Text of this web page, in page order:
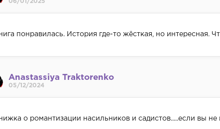
понравилась. История где-то жёсткая, но интересная.
Anastassiya Traktorenko
05/12/2024
о романтизации насильников и садистов.....если вы